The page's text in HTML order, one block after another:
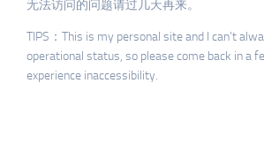
无法访问的问题请过几天再来。
TIPS：This is my personal site and I can’t
operational status, so please come back in a
experience inaccessibility.